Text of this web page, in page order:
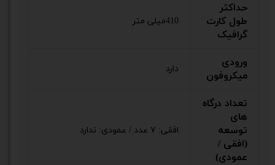
حداکثر
طول کارت
گرافیک
410میلی متر
ورودی
میکروفون
دارد
تعداد درگاه
های
توسعه
(افقی /
عمودی)
افقی: ۷ عدد / عمودی: ندارد